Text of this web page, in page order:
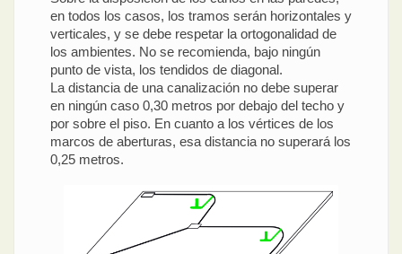
en todos los casos, los tramos serán horizontales y
verticales, y se debe respetar la ortogonalidad de
los ambientes. No se recomienda, bajo ningún
punto de vista, los tendidos de diagonal.
La distancia de una canalización no debe superar
en ningún caso 0,30 metros por debajo del techo y
por sobre el piso. En cuanto a los vértices de los
marcos de aberturas, esa distancia no superará los
0,25 metros.